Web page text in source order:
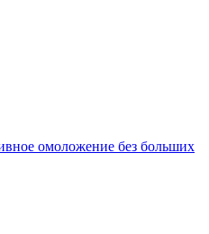
омоложение без больших